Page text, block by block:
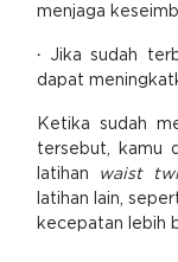
menjaga
·
Jika sudah
dapat
Ketika sudah
tersebut, kamu
latihan
waist
latihan lain,
kecepatan lebih